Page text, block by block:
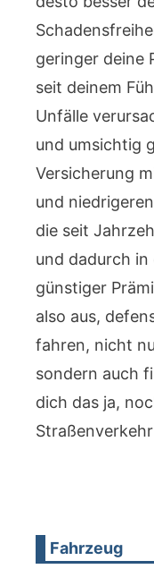
geringer deine
seit deinem
Unfälle
und umsichtig
Versicherung
und
die seit
und dadurch in
günstiger
also aus,
fahren, nicht
sondern auch
dich das ja,
Fahrzeug